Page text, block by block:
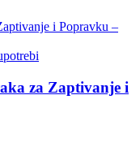
za Zaptivanje i